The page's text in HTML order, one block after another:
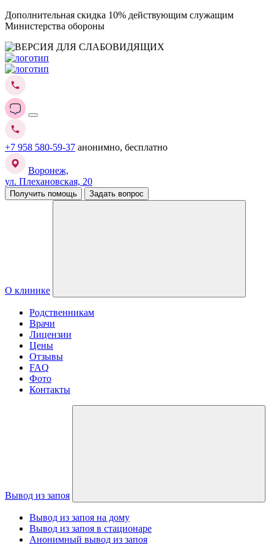
Дополнительная скидка 10% действующим служащим
Министерства обороны
+7 958 580-59-37 анонимно, бесплатно
Воронеж,
ул. Плехановская, 20
Получить помощь Задать вопрос
О клинике
Родственникам
Врачи
Лицензии
Цены
Отзывы
FAQ
Фото
Контакты
Вывод из запоя
Вывод из запоя на дому
Вывод из запоя в стационаре
Анонимный вывод из запоя